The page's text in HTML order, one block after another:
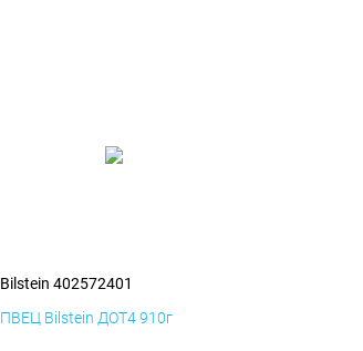
Bilstein 402572401
ПВЕЦ Bilstein ДОТ4 910г